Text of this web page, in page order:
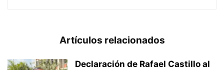
Artículos relacionados
Declaración de Rafael Castillo al